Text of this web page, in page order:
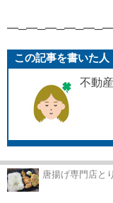
この記事を書いた人
不動
唐揚げ専門店と